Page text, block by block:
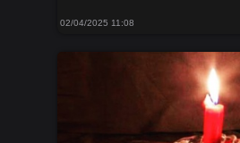
02/04/2025 11:08